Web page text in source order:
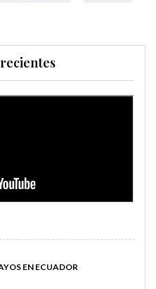
EN ECUADOR